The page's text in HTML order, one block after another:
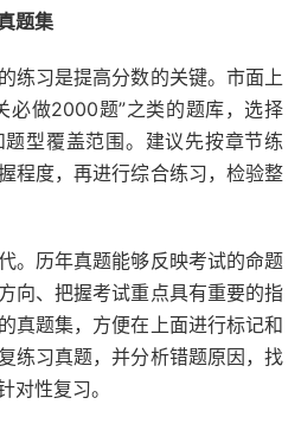
题集
练习是提高分数的关键。市面上
必做2000题”之类的题库，选择
型覆盖范围。建议先按章节练
程度，再进行综合练习，检验整
。历年真题能够反映考试的命题
向、把握考试重点具有重要的指
真题集，方便在上面进行标记和
练习真题，并分析错题原因，找
对性复习。